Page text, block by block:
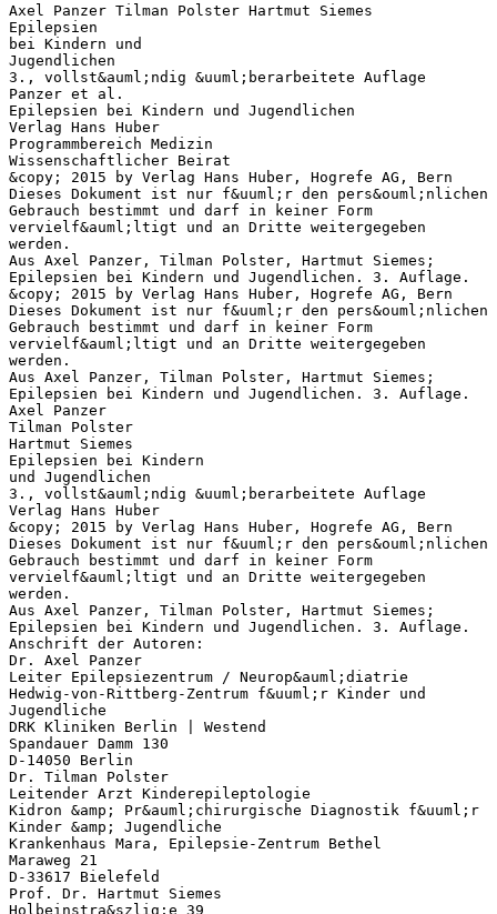
Axel Panzer Tilman Polster Hartmut Siemes
Epilepsien
bei Kindern und
Jugendlichen
3., vollst&auml;ndig &uuml;berarbeitete Auflage
Panzer et al.
Epilepsien bei Kindern und Jugendlichen
Verlag Hans Huber
Programmbereich Medizin
Wissenschaftlicher Beirat
&copy; 2015 by Verlag Hans Huber, Hogrefe AG, Bern
Dieses Dokument ist nur f&uuml;r den pers&ouml;nlichen
Gebrauch bestimmt und darf in keiner Form
vervielf&auml;ltigt und an Dritte weitergegeben
werden.
Aus Axel Panzer, Tilman Polster, Hartmut Siemes;
Epilepsien bei Kindern und Jugendlichen. 3. Auflage.
&copy; 2015 by Verlag Hans Huber, Hogrefe AG, Bern
Dieses Dokument ist nur f&uuml;r den pers&ouml;nlichen
Gebrauch bestimmt und darf in keiner Form
vervielf&auml;ltigt und an Dritte weitergegeben
werden.
Aus Axel Panzer, Tilman Polster, Hartmut Siemes;
Epilepsien bei Kindern und Jugendlichen. 3. Auflage.
Axel Panzer
Tilman Polster
Hartmut Siemes
Epilepsien bei Kindern
und Jugendlichen
3., vollst&auml;ndig &uuml;berarbeitete Auflage
Verlag Hans Huber
&copy; 2015 by Verlag Hans Huber, Hogrefe AG, Bern
Dieses Dokument ist nur f&uuml;r den pers&ouml;nlichen
Gebrauch bestimmt und darf in keiner Form
vervielf&auml;ltigt und an Dritte weitergegeben
werden.
Aus Axel Panzer, Tilman Polster, Hartmut Siemes;
Epilepsien bei Kindern und Jugendlichen. 3. Auflage.
Anschrift der Autoren:
Dr. Axel Panzer
Leiter Epilepsiezentrum / Neurop&auml;diatrie
Hedwig-von-Rittberg-Zentrum f&uuml;r Kinder und
Jugendliche
DRK Kliniken Berlin | Westend
Spandauer Damm 130
D-14050 Berlin
Dr. Tilman Polster
Leitender Arzt Kinderepileptologie
Kidron &amp; Pr&auml;chirurgische Diagnostik f&uuml;r
Kinder &amp; Jugendliche
Krankenhaus Mara, Epilepsie-Zentrum Bethel
Maraweg 21
D-33617 Bielefeld
Prof. Dr. Hartmut Siemes
Holbeinstra&szlig;e 39